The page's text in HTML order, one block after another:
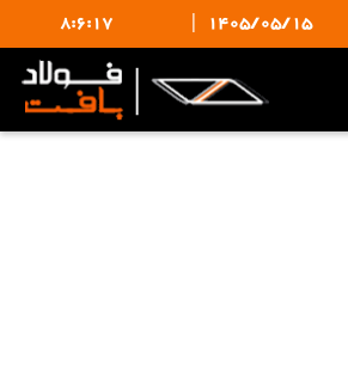
1405/05/15
|
8:6:17